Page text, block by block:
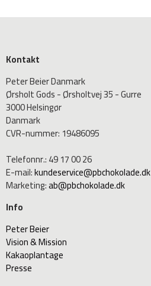
Kontakt
Peter Beier Danmark
Ørsholt Gods - Ørsholtvej 35 - Gurre
3000 Helsingør
Danmark
CVR-nummer: 19486095
Telefonnr.:49 17 00 26
E-mail:kundeservice@pbchokolade.dk
Marketing:ab@pbchokolade.dk
Info
Peter Beier
Vision & Mission
Kakaoplantage
Presse